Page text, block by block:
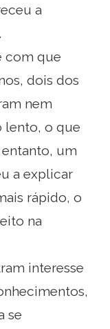
a
com que
dois dos
nem
lento, o que
um
a explicar
rápido, o
na
interesse
se